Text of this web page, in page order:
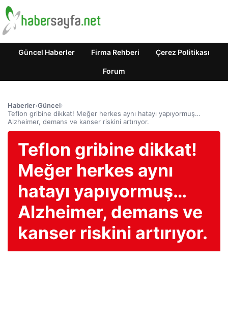
Güncel Haberler Firma Rehberi Çerez Politikası
Forum
Haberler›Güncel›
Teflon gribine dikkat! Meğer herkes aynı hatayı yapıyormuş…
Alzheimer, demans ve kanser riskini artırıyor.
Teflon gribine dikkat!
Meğer herkes aynı
hatayı yapıyormuş…
Alzheimer, demans ve
kanser riskini artırıyor.